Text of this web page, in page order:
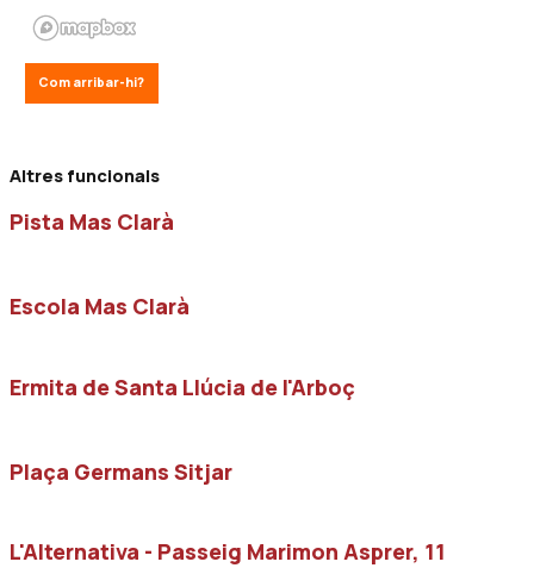
Com arribar-hi?
Altres funcionals
Pista Mas Clarà
Escola Mas Clarà
Ermita de Santa Llúcia de l'Arboç
Plaça Germans Sitjar
L'Alternativa - Passeig Marimon Asprer, 11